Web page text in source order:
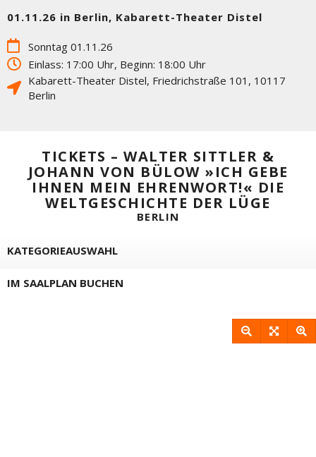
01.11.26 in Berlin, Kabarett-Theater Distel
Sonntag 01.11.26
Einlass: 17:00 Uhr, Beginn: 18:00 Uhr
Kabarett-Theater Distel, Friedrichstraße 101 , 10117
Berlin
TICKETS – WALTER SITTLER &
JOHANN VON BÜLOW »ICH GEBE
IHNEN MEIN EHRENWORT!« DIE
WELTGESCHICHTE DER LÜGE
BERLIN
KATEGORIEAUSWAHL
IM SAALPLAN BUCHEN